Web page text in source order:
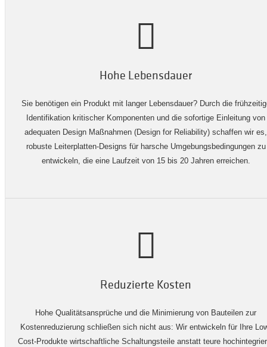
Hohe Lebensdauer
Sie benötigen ein Produkt mit langer Lebensdauer? Durch die
Identifikation kritischer Komponenten und die sofortige Einleitung von
adequaten Design Maßnahmen (Design for Reliability) schaffen wir es,
robuste Leiterplatten-Designs für harsche Umgebungsbedingungen zu
entwickeln, die eine Laufzeit von 15 bis 20 Jahren erreichen.
Reduzierte Kosten
Hohe Qualitätsansprüche und die Minimierung von Bauteilen zur
Kostenreduzierung schließen sich nicht aus: Wir entwickeln für Ihre
Cost-Produkte wirtschaftliche Schaltungsteile anstatt teure